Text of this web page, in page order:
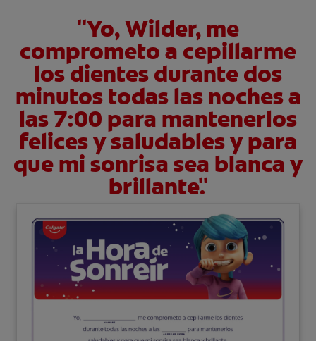
"Yo, Wilder, me
comprometo a cepillarme
los dientes durante dos
minutos todas las noches a
las 7:00 para mantenerlos
felices y saludables y para
que mi sonrisa sea blanca y
brillante."